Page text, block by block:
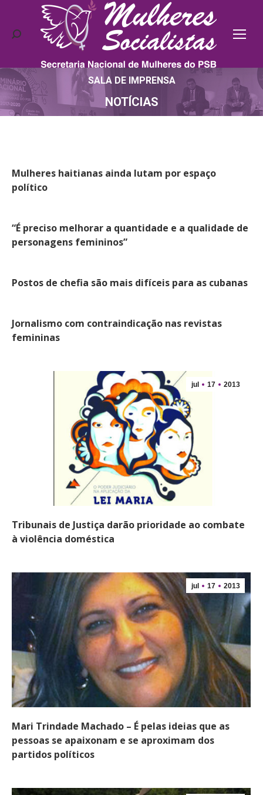
Search:
SALA DE IMPRENSA
NOTÍCIAS
Você está aqui:
Mulheres haitianas ainda lutam por espaço
político
“É preciso melhorar a quantidade e a qualidade de
personagens femininos”
Postos de chefia são mais difíceis para as cubanas
Jornalismo com contraindicação nas revistas
femininas
jul 17 2013
Tribunais de Justiça darão prioridade ao combate
à violência doméstica
jul 17 2013
Mari Trindade Machado – É pelas ideias que as
pessoas se apaixonam e se aproximam dos
partidos políticos